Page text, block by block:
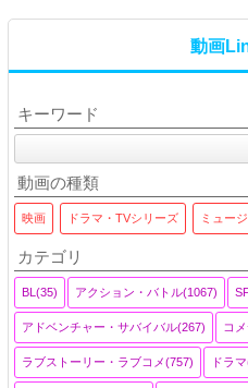
動画
キーワード
動画の種類
映画 ドラマ・TVシリーズ ミュー
カテゴリ
BL(35) アクション・バトル(1067)
アドベンチャー・サバイバル(267) コ
ラブストーリー・ラブコメ(757) ドラ